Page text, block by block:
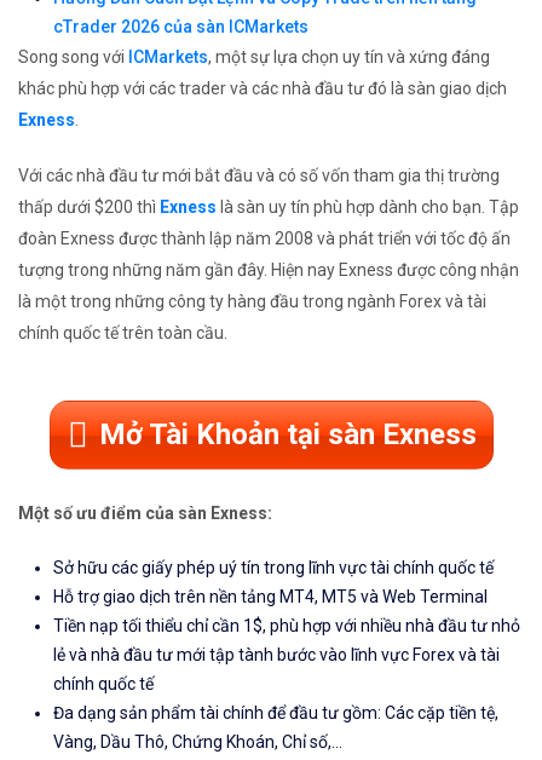
cTrader 2026 của sàn ICMarkets
Song song với ICMarkets, một sự lựa chọn uy tín và xứng đáng
khác phù hợp với các trader và các nhà đầu tư đó là sàn giao dịch
Exness.
Với các nhà đầu tư mới bắt đầu và có số vốn tham gia thị trường
thấp dưới $200 thì Exness là sàn uy tín phù hợp dành cho bạn. Tập
đoàn Exness được thành lập năm 2008 và phát triển với tốc độ ấn
tượng trong những năm gần đây. Hiện nay Exness được công nhận
là một trong những công ty hàng đầu trong ngành Forex và tài
chính quốc tế trên toàn cầu.
Mở Tài Khoản tại sàn Exness
Một số ưu điểm của sàn Exness:
Sở hữu các giấy phép uý tín trong lĩnh vực tài chính quốc tế
Hỗ trợ giao dịch trên nền tảng MT4, MT5 và Web Terminal
Tiền nạp tối thiểu chỉ cần 1$, phù hợp với nhiều nhà đầu tư nhỏ
lẻ và nhà đầu tư mới tập tành bước vào lĩnh vực Forex và tài
chính quốc tế
Đa dạng sản phẩm tài chính để đầu tư gồm: Các cặp tiền tệ,
Vàng, Dầu Thô, Chứng Khoán, Chỉ số,...